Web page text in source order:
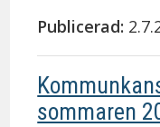
Publicerad:
sommaren